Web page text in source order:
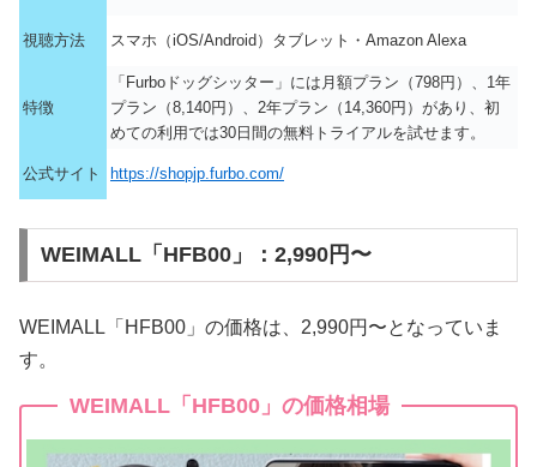
視聴方法 スマホ（iOS/Android）タブレット・Amazon Alexa
特徴
「Furboドッグシッター」には月額プラン（798円）、1年
プラン（8,140円）、2年プラン（14,360円）があり、初
めての利用では30日間の無料トライアルを試せます。
公式サイト https://shopjp.furbo.com/
WEIMALL「HFB00」：2,990円〜
WEIMALL「HFB00」の価格は、2,990円〜となっていま
す。
WEIMALL「HFB00」の価格相場